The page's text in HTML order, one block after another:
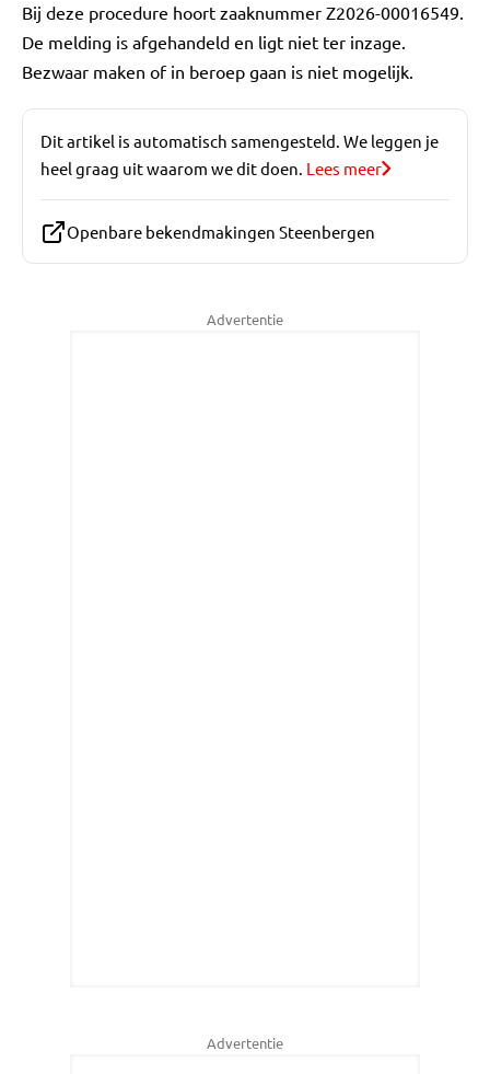
Bij deze procedure hoort zaaknummer Z2026-00016549.
De melding is afgehandeld en ligt niet ter inzage.
Bezwaar maken of in beroep gaan is niet mogelijk.
Dit artikel is automatisch samengesteld. We leggen je
heel graag uit waarom we dit doen. Lees meer
Openbare bekendmakingen Steenbergen
Advertentie
Advertentie